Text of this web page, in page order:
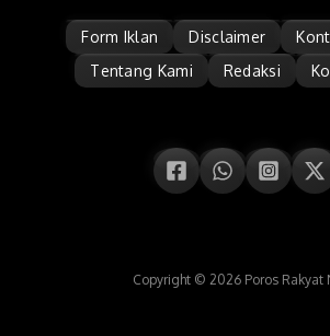
Form Iklan Disclaimer
Tentang Kami
Redaksi
Copyright © 2026 Poros Rakyat